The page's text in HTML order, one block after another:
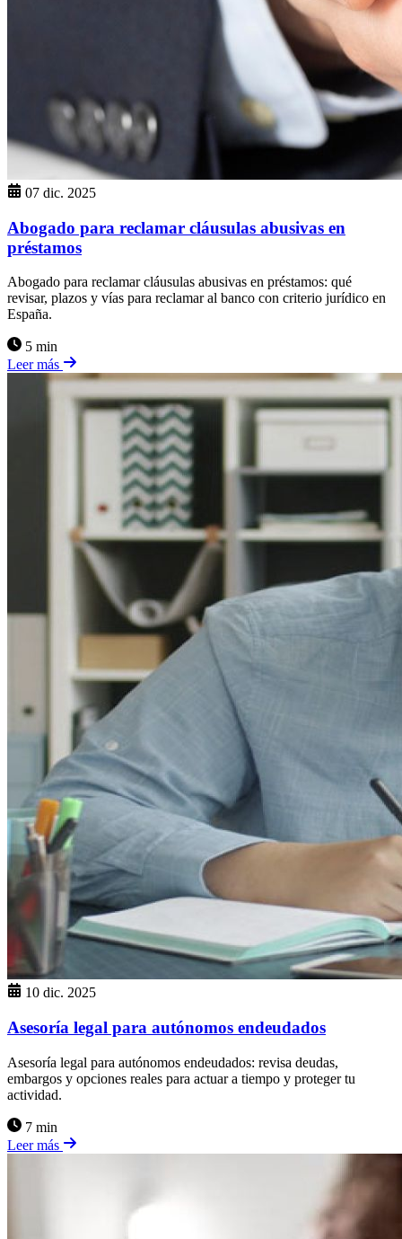
07 dic. 2025
Abogado para reclamar cláusulas abusivas en
préstamos
Abogado para reclamar cláusulas abusivas en préstamos: qué
revisar, plazos y vías para reclamar al banco con criterio jurídico en
España.
5 min
Leer más
10 dic. 2025
Asesoría legal para autónomos endeudados
Asesoría legal para autónomos endeudados: revisa deudas,
embargos y opciones reales para actuar a tiempo y proteger tu
actividad.
7 min
Leer más